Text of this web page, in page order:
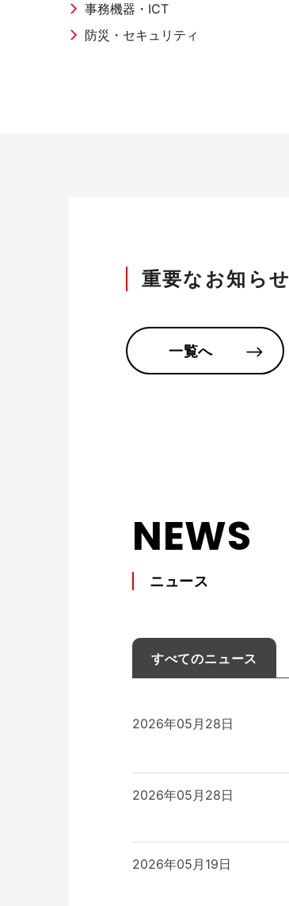
事務機器・ICT
防災・セキュリティ
重要なお知らせ
一覧へ
NEWS
ニュース
すべてのニュース
2026年05月28日
2026年05月28日
2026年05月19日
個室ブース・パーティション
ミーティングサポート